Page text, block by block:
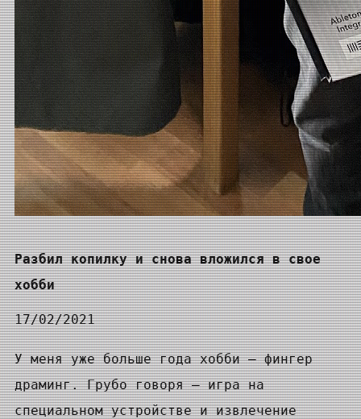
Разбил копилку и снова вложился в свое
хобби
17/02/2021
У меня уже больше года хобби — фингер
драминг. Грубо говоря — игра на
специальном устройстве и извлечение